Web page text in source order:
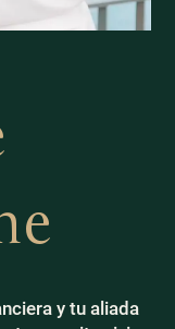
y tu aliada